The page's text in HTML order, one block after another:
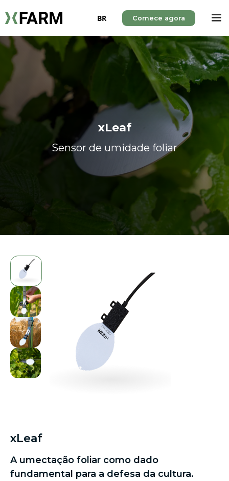
BR Comece agora
xLeaf
Sensor de umidade foliar
xLeaf
A umectação foliar como dado
fundamental para a defesa da cultura.